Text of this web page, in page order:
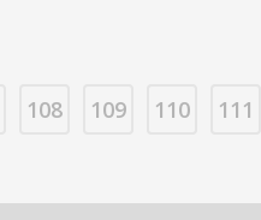
108 109 110 111